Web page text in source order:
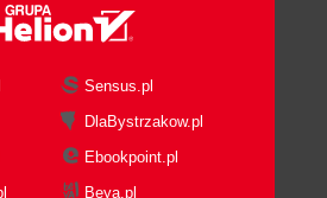
Sensus.pl
DlaBystrzakow.pl
Ebookpoint.pl
Beya.pl